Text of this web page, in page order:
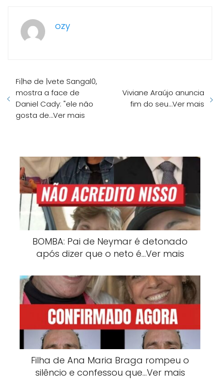
ozy
Fi|hø de |vete Sangal0,
mostra a face de
Daniel Cady: "ele não
gosta de…Ver mais
Viviane Araújo anuncia
fim do seu…Ver mais
BOMBA: Pai de Neymar é detonado
após dizer que o neto é…Ver mais
Filha de Ana Maria Braga rompeu o
silêncio e confessou que…Ver mais